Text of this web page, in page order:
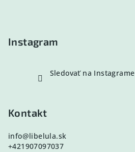
Instagram
Sledovať na Instagrame
Kontakt
info@libelula.sk
+421907097037